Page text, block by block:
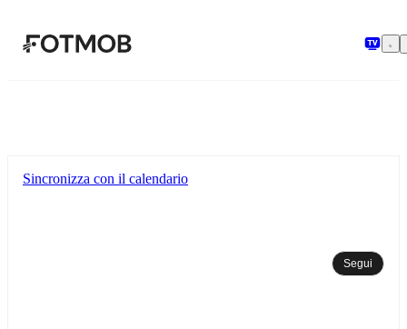
Sincronizza con il calendario
Segui